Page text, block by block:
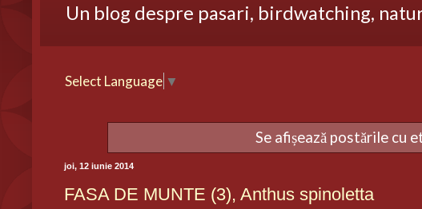
Un blog despre pasari, birdwatching,
Select Language ▼
Se afișează postările cu
joi, 12 iunie 2014
FASA DE MUNTE (3), Anthus spinoletta